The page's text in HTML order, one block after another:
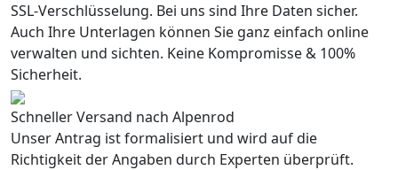
SSL-Verschlüsselung. Bei uns sind Ihre Daten sicher.
Auch Ihre Unterlagen können Sie ganz einfach online
verwalten und sichten. Keine Kompromisse & 100%
Sicherheit.
Schneller Versand nach Alpenrod
Unser Antrag ist formalisiert und wird auf die
Richtigkeit der Angaben durch Experten überprüft.